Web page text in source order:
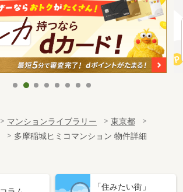
マンションライブラリー
東京都
多摩稲城ヒミコマンション 物件詳細
「住みたい街」